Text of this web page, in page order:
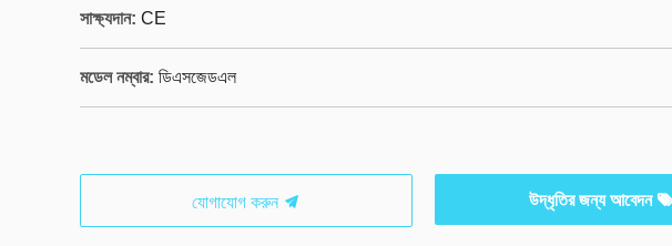
সাক্ষ্যদান: CE
মডেল নম্বার: ডিএসজেডএল
যোগাযোগ করুন উদ্ধৃতির জন্য আবেদন